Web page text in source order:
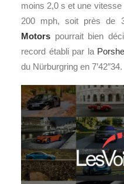
moins 2,0 s et une
200 mph, soit près de
Motors pourrait bien
record établi par la
du Nürburgring en 7’42″34.